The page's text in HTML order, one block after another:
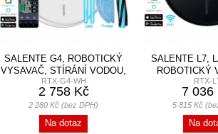
SALENTE G4, ROBOTICKÝ
VYSAVAČ, STÍRÁNÍ VODOU,
UVC...
RTX-G4-WH
2 758 Kč
2 280 Kč (bez DPH)
Na dotaz
SALENTE L7,
ROBOTICKÝ
(STÍRÁNÍRTX-
7 036
5 815 Kč
Na